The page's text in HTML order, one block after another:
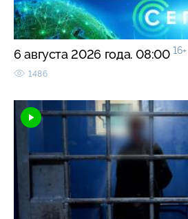
6 августа 2026 года. 08:00 16+
1486